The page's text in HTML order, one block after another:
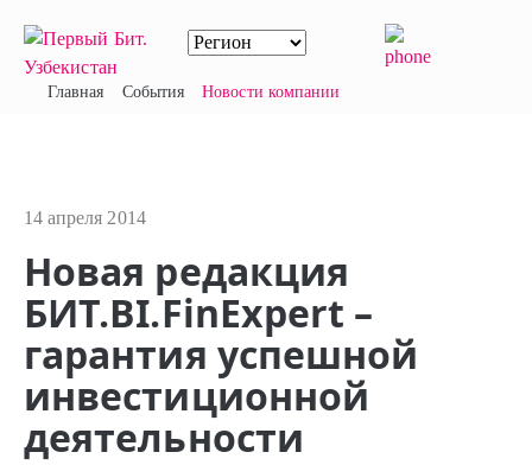
Главная События Новости компании
14 апреля 2014
Новая редакция
БИТ.BI.FinExpert –
гарантия успешной
инвестиционной
деятельности